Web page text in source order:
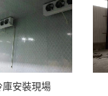
庫安裝現場